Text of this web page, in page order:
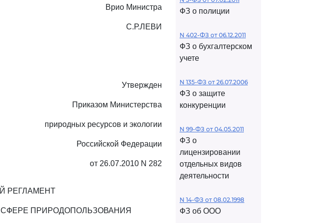
Врио Министра
С.Р.ЛЕВИ
Утвержден
Приказом Министерства
природных ресурсов и экологии
Российской Федерации
от 26.07.2010 N 282
РЕГЛАМЕНТ
ПРИРОДОПОЛЬЗОВАНИЯ
ФЗ о полиции
N 402-ФЗ от 06.12.2011
ФЗ о бухгалтерском
учете
N 135-ФЗ от 26.07.2006
ФЗ о защите
конкуренции
N 99-ФЗ от 04.05.2011
ФЗ о
лицензировании
отдельных видов
деятельности
N 14-ФЗ от 08.02.1998
ФЗ об ООО